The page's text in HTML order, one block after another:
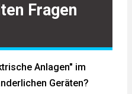
Fragen
Anlagen" im
Geräten?